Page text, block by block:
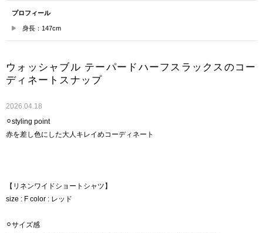
プロフィール
身長：147cm
ウォッシャブル テーパードハーフスラックスのコー
ディネートスナップ
2026.04.18
⚪︎styling point
赤を差し色にした大人キレイめコーディネート
【リネンワイドショートシャツ】
size : F color : レッド
⚪︎サイズ感